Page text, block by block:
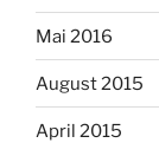
Mai 2016
August 2015
April 2015